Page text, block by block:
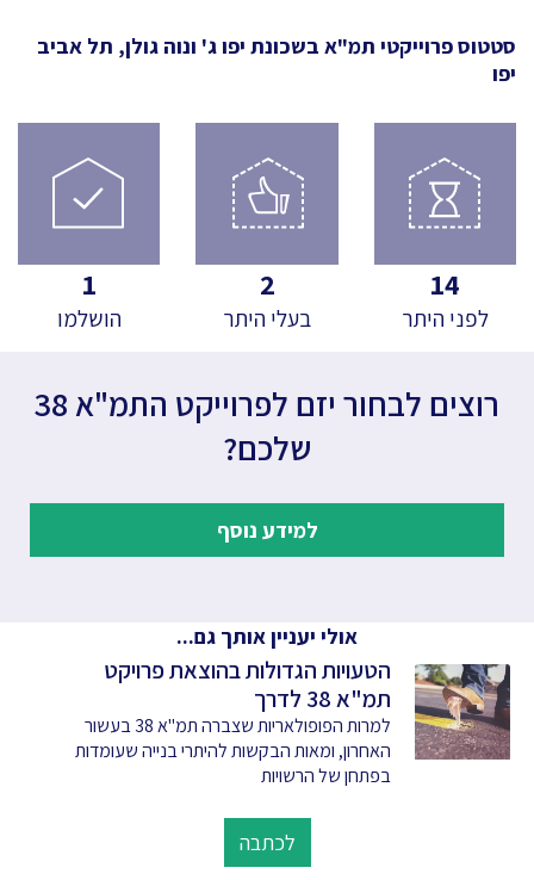
סטטוס פרוייקטי תמ"א בשכונת יפו ג' ונוה גולן, תל אביב
יפו
14
לפני היתר
2
בעלי היתר
1
הושלמו
רוצים לבחור יזם לפרוייקט התמ"א 38
שלכם?
למידע נוסף
אולי יעניין אותך גם...
הטעויות הגדולות בהוצאת פרויקט
תמ"א 38 לדרך
למרות הפופולאריות שצברה תמ"א 38 בעשור
האחרון, ומאות הבקשות להיתרי בנייה שעומדות
בפתחן של הרשויות
לכתבה